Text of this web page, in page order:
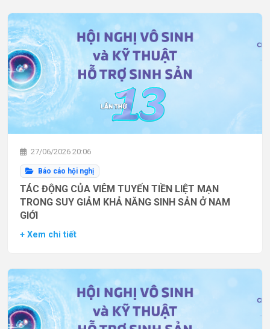
27/06/2026 20:06
Báo cáo hội nghị
TÁC ĐỘNG CỦA VIÊM TUYẾN TIỀN LIỆT MẠN
TRONG SUY GIẢM KHẢ NĂNG SINH SẢN Ở NAM
GIỚI
+ Xem chi tiết